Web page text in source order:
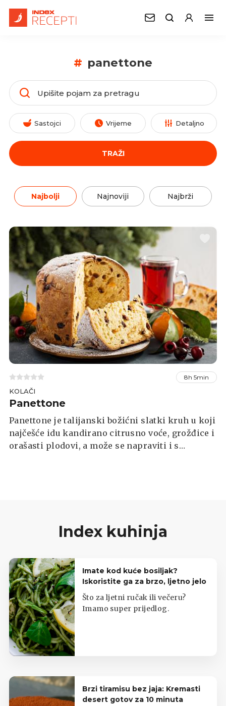
# panettone
Sastojci Vrijeme Detaljno
TRAŽI
Najbolji Najnoviji Najbrži
8h 5min
KOLAČI
Panettone
Panettone je talijanski božićni slatki kruh u koji
najčešće idu kandirano citrusno voće, grožđice i
orašasti plodovi, a može se napraviti i s
Index kuhinja
Imate kod kuće bosiljak?
Iskoristite ga za brzo, ljetno jelo
Što za ljetni ručak ili večeru?
Imamo super prijedlog.
Brzi tiramisu bez jaja: Kremasti
desert gotov za 10 minuta